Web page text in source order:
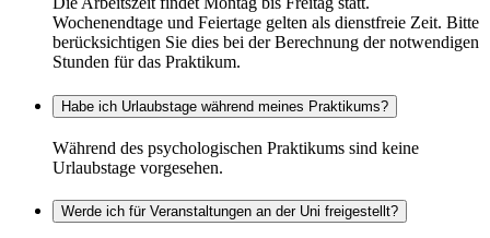
Wochenendtage und Feiertage gelten als dienstfreie Zeit. Bitte
berücksichtigen Sie dies bei der Berechnung der notwendigen
Stunden für das Praktikum.
Habe ich Urlaubstage während meines Praktikums?
Während des psychologischen Praktikums sind keine
Urlaubstage vorgesehen.
Werde ich für Veranstaltungen an der Uni freigestellt?